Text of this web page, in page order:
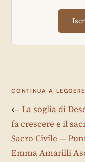
CONTINUA A LEGGERE
←La soglia di
fa crescere e il
Sacro Civile —
Emma Amarilli